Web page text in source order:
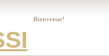
Bienvenue!